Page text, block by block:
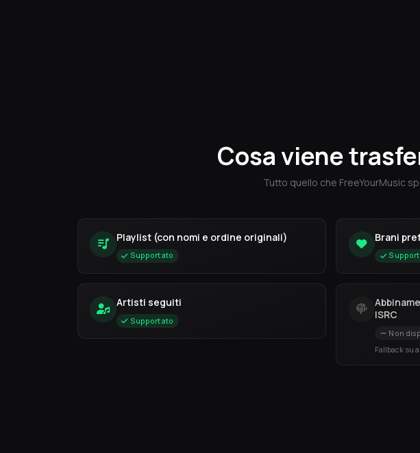
Cosa viene
Tutto quello che FreeYourMusic
Playlist (con nomi e ordine originali)
Supportato
Brani
Artisti seguiti
Supportato
ISRC
Non
Fallback su